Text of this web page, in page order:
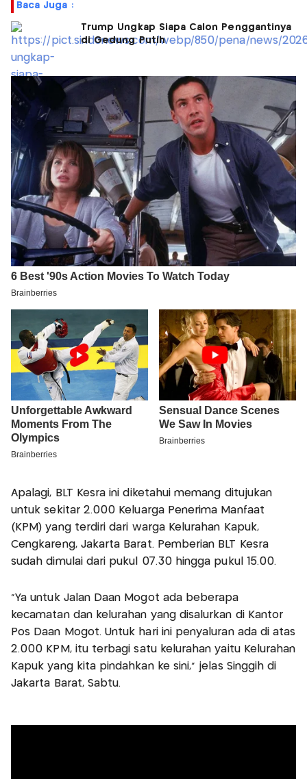
Baca Juga :
Trump Ungkap Siapa Calon Penggantinya
di Gedung Putih
Apalagi, BLT Kesra ini diketahui memang ditujukan
untuk sekitar 2.000 Keluarga Penerima Manfaat
(KPM) yang terdiri dari warga Kelurahan Kapuk,
Cengkareng, Jakarta Barat. Pemberian BLT Kesra
sudah dimulai dari pukul 07.30 hingga pukul 15.00.
“Ya untuk Jalan Daan Mogot ada beberapa
kecamatan dan kelurahan yang disalurkan di Kantor
Pos Daan Mogot. Untuk hari ini penyaluran ada di atas
2.000 KPM, itu terbagi satu kelurahan yaitu Kelurahan
Kapuk yang kita pindahkan ke sini,” jelas Singgih di
Jakarta Barat, Sabtu.